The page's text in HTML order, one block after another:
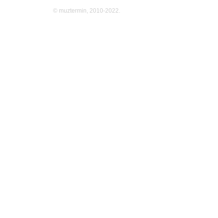
© muztermin, 2010-2022.